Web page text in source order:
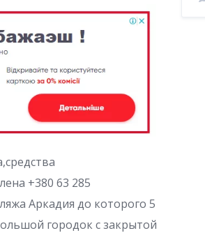
+380 63 285
Аркадия до которого 5
городок с закрытой